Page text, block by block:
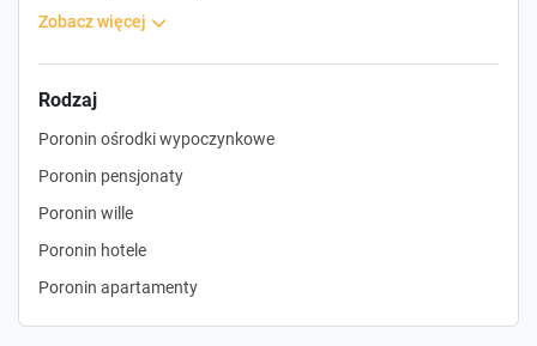
zobacz więcej
Rodzaj
Poronin ośrodki wypoczynkowe
Poronin pensjonaty
Poronin wille
Poronin hotele
Poronin apartamenty